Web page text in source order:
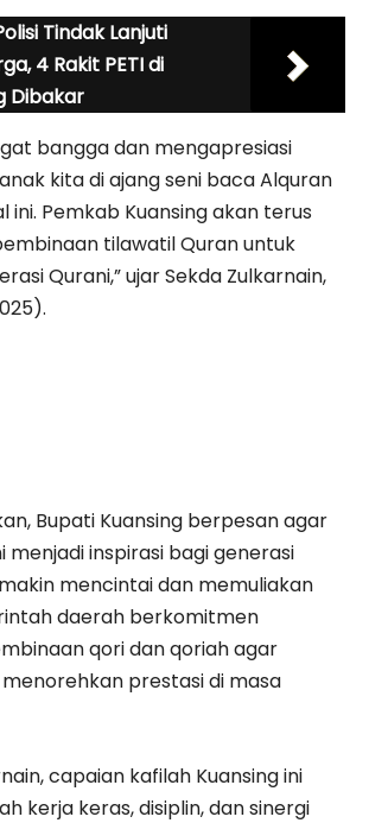
Tindak Lanjuti
4 Rakit PETI di
Dibakar
bangga dan mengapresiasi
kita di ajang seni baca Alquran
ini. Pemkab Kuansing akan terus
tilawatil Quran untuk
Qurani,” ujar Sekda Zulkarnain,
Bupati Kuansing berpesan agar
menjadi inspirasi bagi generasi
mencintai dan memuliakan
daerah berkomitmen
qori dan qoriah agar
prestasi di masa
capaian kafilah Kuansing ini
kerja keras, disiplin, dan sinergi